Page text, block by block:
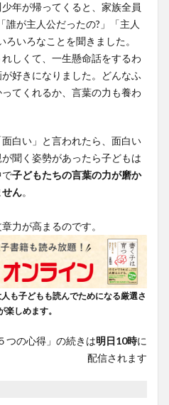
年が帰ってくると、家族全員
誰が主人公だったの?」「主人
いろなことを聞きました。
しくて、一生懸命話をするわ
好きになりました。どんなふ
てくれるか、言葉の力も養わ
白い」と言われたら、面白い
聞く姿勢があったら子どもは
で子どもたちの言葉の力が磨か
ん。
力が高まるのです。
も子どもも読んでためになる厳選さ
楽しめます。
つの心得」の続きは明日10時に
配信されます